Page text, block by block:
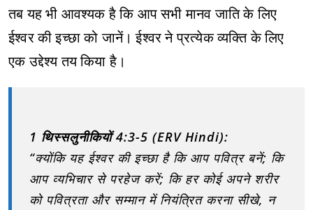
तब यह भी आवश्यक है कि आप सभी मानव जाति के लिए
ईश्वर की इच्छा को जानें। ईश्वर ने प्रत्येक व्यक्ति के लिए
एक उद्देश्य तय किया है।
1 थिस्सलुनीकियों 4:3-5 (ERV Hindi):
“क्योंकि यह ईश्वर की इच्छा है कि आप पवित्र बनें; कि
आप व्यभिचार से परहेज करें; कि हर कोई अपने शरीर
को पवित्रता और सम्मान में नियंत्रित करना सीखे, न